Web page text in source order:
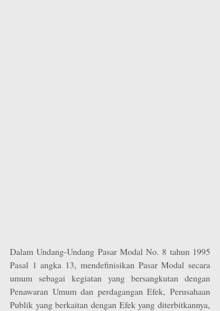
Dalam Undang-Undang Pasar Modal No. 8 tahun 1995
Pasal 1 angka 13, mendefinisikan Pasar Modal secara
umum sebagai kegiatan yang bersangkutan dengan
Penawaran Umum dan perdagangan Efek, Perusahaan
Publik yang berkaitan dengan Efek yang diterbitkannya,